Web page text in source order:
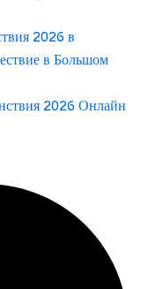
2026 в
в Большом
2026 Онлайн